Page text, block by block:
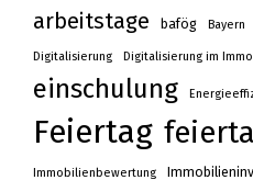
arbeitstage bafög Bayern
Digitalisierung Digitalisierung im
einschulung
Feiertag
Immobilienbewertung